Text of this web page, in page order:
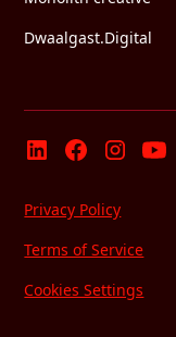
Dwaalgast.Digital
Privacy Policy
Terms of Service
Cookies Settings